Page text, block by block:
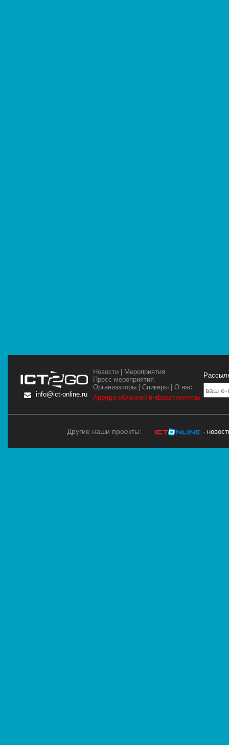
info@ict-online.ru
Новости
Мероприятия
Пресс-мероприятия
Организаторы |Спикеры |О нас
Аренда облачной инфраструктуры
Другие наши проекты: -